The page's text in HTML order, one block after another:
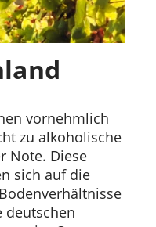
vornehmlich
zu alkoholische
Note. Diese
sich auf die
deutschen